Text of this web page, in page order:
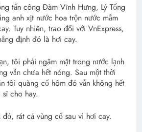
tấn công Đàm Vĩnh Hưng, Lý Tống
anh xịt nước hoa trộn nước mắm
Tuy nhiên, trao đổi với VnExpress,
định đó là hơi cay.
tôi phải ngâm mặt trong nước lạnh
vẫn chưa hết nóng. Sau một thời
tôi quàng cổ hôm đó vẫn không hết
cho hay.
rát cả vùng cổ sau vì hơi cay.